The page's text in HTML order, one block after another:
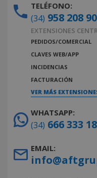
TELÉFONO:
(34) 958 208
EXTENSIONES
PEDIDOS/COMERCIAL
CLAVES WEB/APP
INCIDENCIAS
FACTURACIÓN
VER MÁS
WHATSAPP:
(34) 666 333
EMAIL: